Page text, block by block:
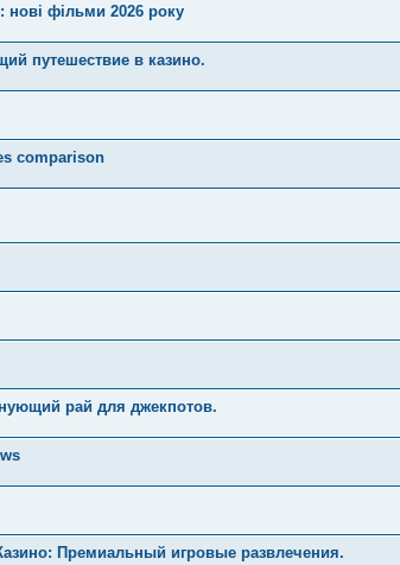
фільми 2026 року
путешествие в казино.
comparison
рай для джекпотов.
Премиальный игровые развлечения.